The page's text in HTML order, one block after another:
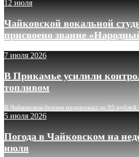
12 июля
Чайковской вокальной
присвоено звание
7 июля 2026
В Прикамье усилили
топливом
В Чайковском бензин подорожал до 95 рублей
5 июля 2026
Погода в Чайковском на
июля